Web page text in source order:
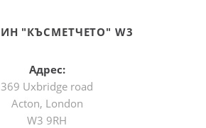
"КЪСМЕТЧЕТО" W3
Адрес:
369 Uxbridge road
Acton, London
W3 9RH